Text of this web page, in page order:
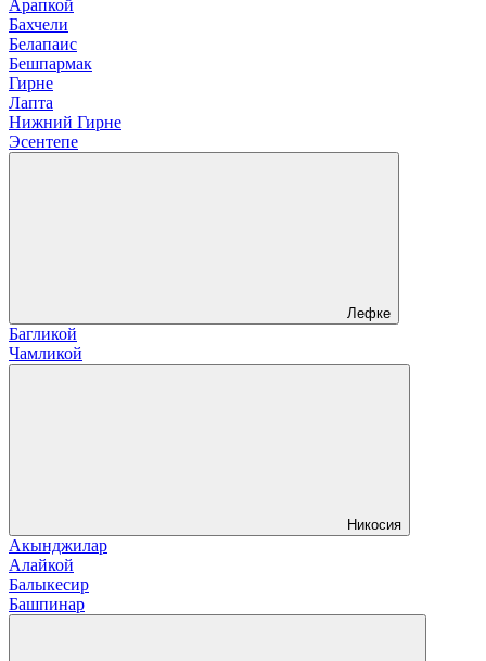
Арапкой
Бахчели
Белапаис
Бешпармак
Гирне
Лапта
Нижний Гирне
Эсентепе
Лефке
Багликой
Чамликой
Никосия
Акынджилар
Алайкой
Балыкесир
Башпинар